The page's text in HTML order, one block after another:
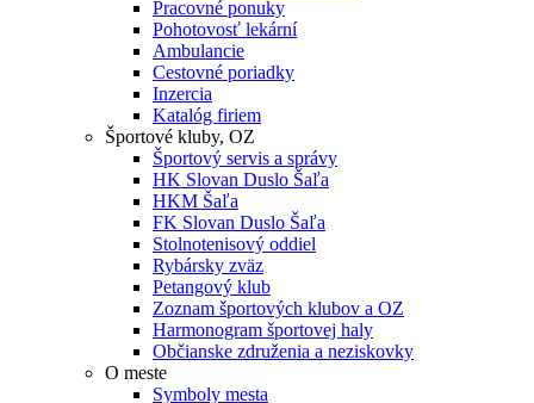
Pracovné ponuky
Pohotovosť lekární
Ambulancie
Cestovné poriadky
Inzercia
Katalóg firiem
Športové kluby, OZ
Športový servis a správy
HK Slovan Duslo Šaľa
HKM Šaľa
FK Slovan Duslo Šaľa
Stolnotenisový oddiel
Rybársky zväz
Petangový klub
Zoznam športových klubov a OZ
Harmonogram športovej haly
Občianske združenia a neziskovky
O meste
Symboly mesta